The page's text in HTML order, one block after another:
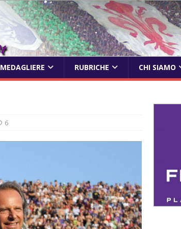
MEDAGLIERE RUBRICHE CHI SIAMO
6